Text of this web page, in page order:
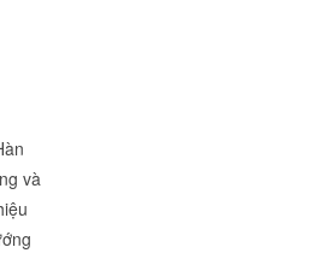
và